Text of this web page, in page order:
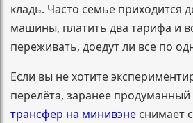
кладь. Часто семье приходится
машины, платить два тарифа и
переживать, доедут ли все по
Если вы не хотите
перелёта, заранее продуманный
трансфер на минивэне снимает